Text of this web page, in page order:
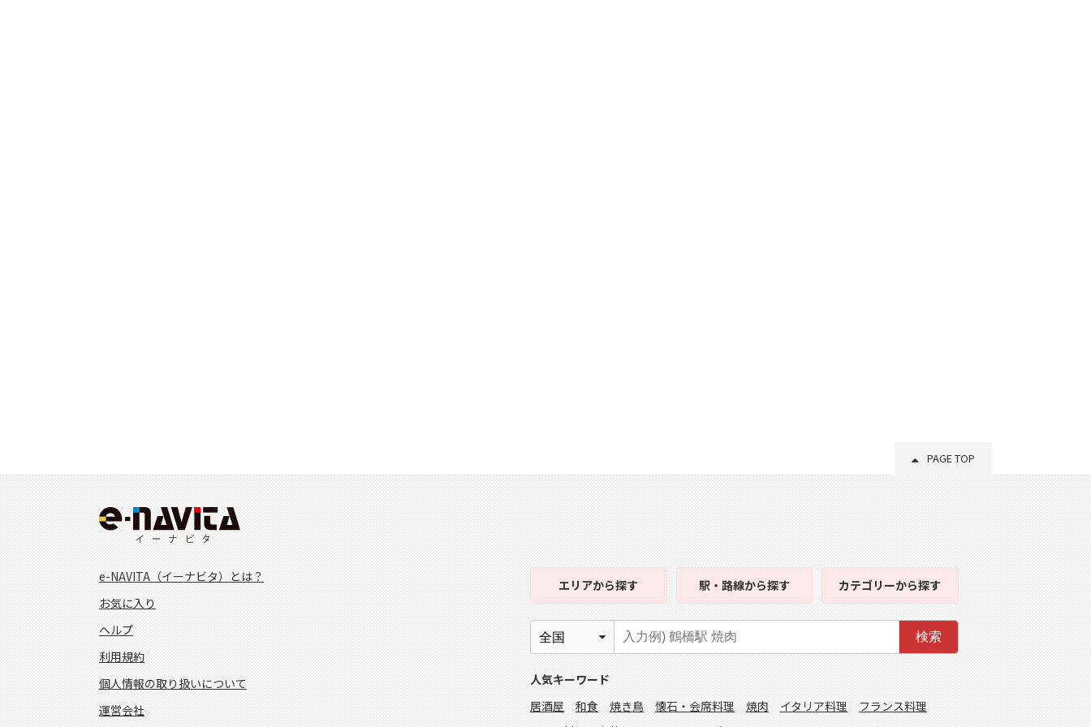
PAGE TOP
e-NAVITA（イーナビタ）とは？
お気に入り
ヘルプ
利用規約
個人情報の取り扱いについて
運営会社
エリアから探す 駅・路線から探す カテゴリーから探す
検索
人気キーワード
居酒屋
和食 焼き鳥 懐石・会席料理 焼肉 イタリア料理
フランス料理